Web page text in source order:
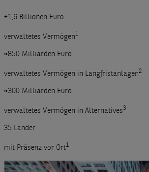
+1,6 Billionen Euro
verwaltetes Vermögen1
≈850 Milliarden Euro
verwaltetes Vermögen in Langfristanlagen2
≈300 Milliarden Euro
verwaltetes Vermögen in Alternatives3
35 Länder
mit Präsenz vor Ort1